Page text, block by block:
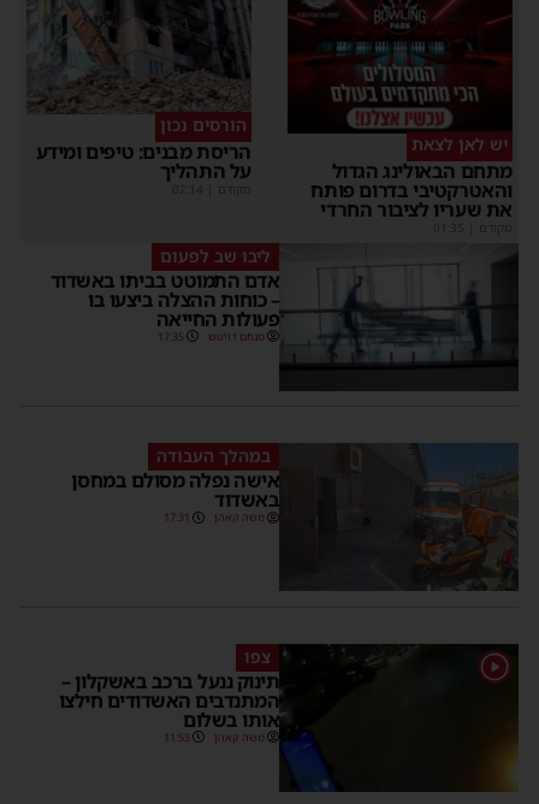
יש לאן לצאת
מתחם הבאולינג הגדול
והאטרקטיבי בדרום פותח
את שעריו לציבור החרדי
מקודם
הורסים נכון
הריסת מבנים: טיפים ומידע
על התהליך
מקודם
ליבו שב לפעום
אדם התמוטט בביתו באשדוד
– כוחות ההצלה ביצעו בו
פעולות החייאה
מנחם דויטש 17:35
במהלך העבודה
אישה נפלה מסולם במחסן
באשדוד
משה קאהן 17:31
1 צפו
תינוק ננעל ברכב באשקלון –
המתנדבים האשדודים חילצו
אותו בשלום
משה קאהן 11:53